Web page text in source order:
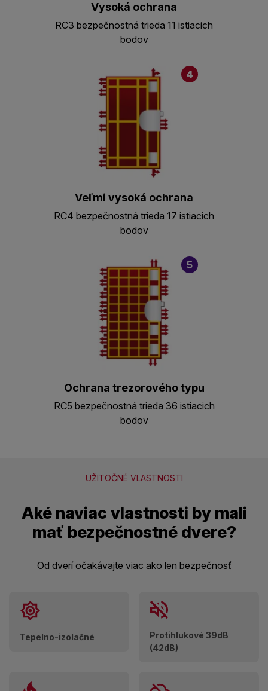
Vysoká ochrana
RC3 bezpečnostná trieda 11 istiacich
bodov
4
Veľmi vysoká ochrana
RC4 bezpečnostná trieda 17 istiacich
bodov
5
Ochrana trezorového typu
RC5 bezpečnostná trieda 36 istiacich
bodov
UŽITOČNÉ VLASTNOSTI
Aké naviac vlastnosti by mali
mať bezpečnostné dvere?
Od dverí očakávajte viac ako len bezpečnosť
Tepelno-izolačné
Protihlukové 39dB
(42dB)